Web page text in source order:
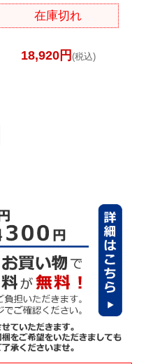
在庫切れ
18,920円 (税込)